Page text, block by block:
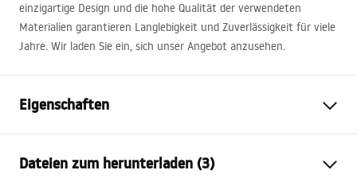
einzigartige Design und die hohe Qualität der verwendeten
Materialien garantieren Langlebigkeit und Zuverlässigkeit für viele
Jahre. Wir laden Sie ein, sich unser Angebot anzusehen.
Eigenschaften
Material
Messing, ABS
Dateien zum herunterladen (3)